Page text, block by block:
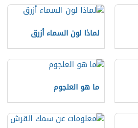
لماذا لون السماء أزرق
ما هو العلجوم